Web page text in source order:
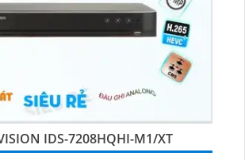
IDS-7208HQHI-M1/XT